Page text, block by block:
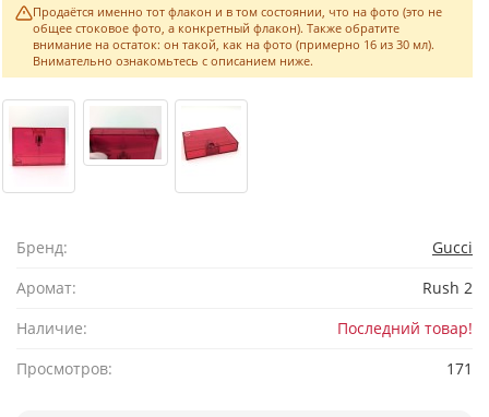
Продаётся именно тот флакон и в том состоянии, что на фото (это не
общее стоковое фото, а конкретный флакон). Также обратите
внимание на остаток: он такой, как на фото (примерно 16 из 30 мл).
Внимательно ознакомьтесь с описанием ниже.
Бренд:
Gucci
Аромат:
Rush 2
Наличие:
Последний товар!
Просмотров:
171